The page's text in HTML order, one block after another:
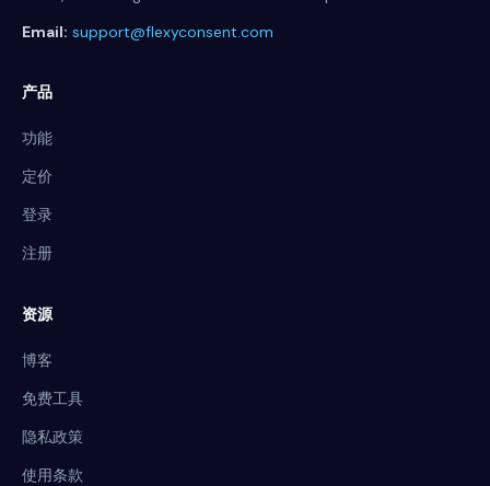
Email: support@flexyconsent.com
产品
功能
定价
登录
注册
资源
博客
免费工具
隐私政策
使用条款